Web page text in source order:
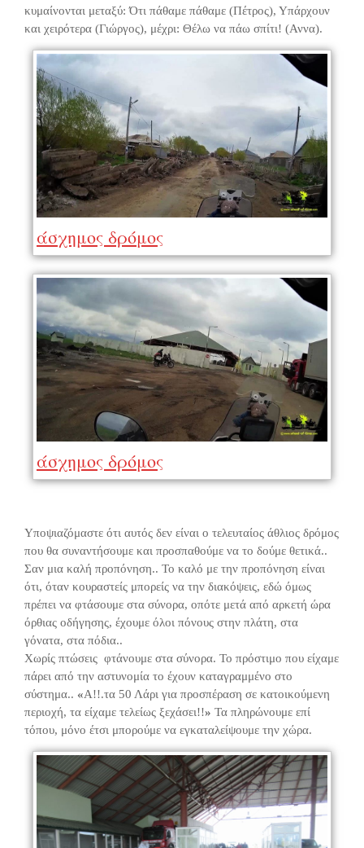
κυμαίνονται μεταξύ: Ότι πάθαμε πάθαμε (Πέτρος), Υπάρχουν
και χειρότερα (Γιώργος), μέχρι: Θέλω να πάω σπίτι! (Αννα).
άσχημος δρόμος
άσχημος δρόμος
Υποψιαζόμαστε ότι αυτός δεν είναι ο τελευταίος άθλιος δρόμος
που θα συναντήσουμε και προσπαθούμε να το δούμε θετικά..
Σαν μια καλή προπόνηση.. Το καλό με την προπόνηση είναι
ότι, όταν κουραστείς μπορείς να την διακόψεις, εδώ όμως
πρέπει να φτάσουμε στα σύνορα, οπότε μετά από αρκετή ώρα
όρθιας οδήγησης, έχουμε όλοι πόνους στην πλάτη, στα
γόνατα, στα πόδια..
Χωρίς πτώσεις φτάνουμε στα σύνορα. Το πρόστιμο που είχαμε
πάρει από την αστυνομία το έχουν καταγραμμένο στο
σύστημα.. «Α!!.τα 50 Λάρι για προσπέραση σε κατοικούμενη
περιοχή, τα είχαμε τελείως ξεχάσει!!» Τα πληρώνουμε επί
τόπου, μόνο έτσι μπορούμε να εγκαταλείψουμε την χώρα.